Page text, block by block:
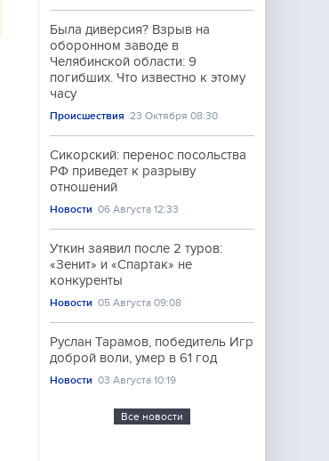
Была диверсия? Взрыв на
оборонном заводе в
Челябинской области: 9
погибших. Что известно к этому
часу
Происшествия 23 Октября 08:30
Сикорский: перенос посольства
РФ приведет к разрыву
отношений
Новости 06 Августа 12:33
Уткин заявил после 2 туров:
«Зенит» и «Спартак» не
конкуренты
Новости 05 Августа 09:08
Руслан Тарамов, победитель Игр
доброй воли, умер в 61 год
Новости 03 Августа 10:19
Все новости